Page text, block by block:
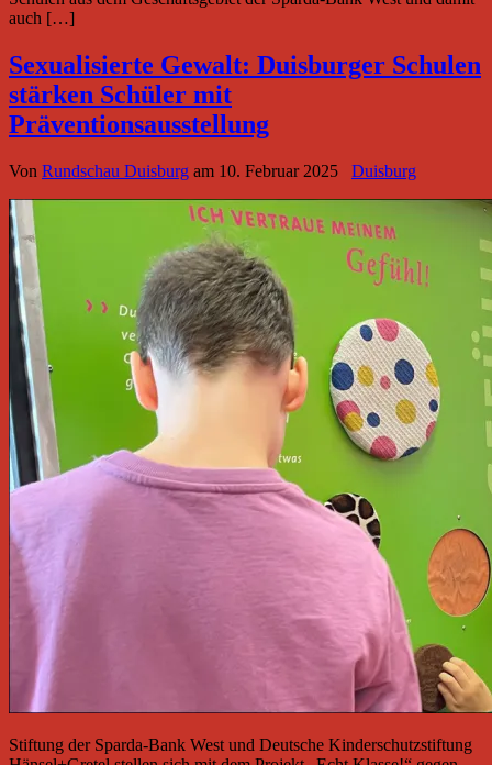
auch […]
Sexualisierte Gewalt: Duisburger Schulen
stärken Schüler mit
Präventionsausstellung
Von Rundschau Duisburg am 10. Februar 2025 Duisburg
Stiftung der Sparda-Bank West und Deutsche Kinderschutzstiftung